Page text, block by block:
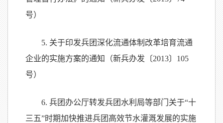
号）
5. 关于印发兵团深化流通体制改革培育流通
企业的实施方案的通知（新兵办发〔2013〕105
号）
6. 兵团办公厅转发兵团水利局等部门关于“十
三五”时期加快推进兵团高效节水灌溉发展的实施